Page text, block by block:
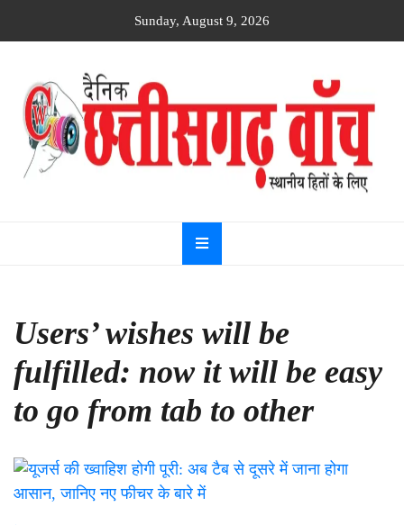
Sunday, August 9, 2026
Dainik
Chhattisgarh
watch
Users’ wishes will be
fulfilled: now it will be easy
to go from tab to other